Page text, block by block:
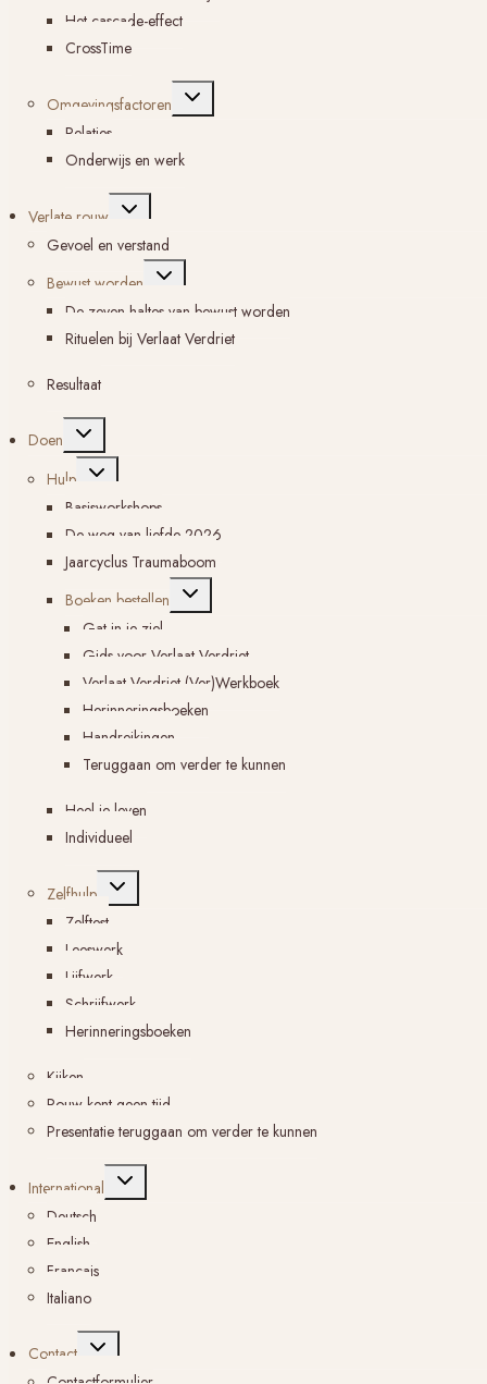
Het cascade-effect
CrossTime
Omgevingsfactoren
Toggle
Relaties
Onderwijs en werk
Verlate rouw
Toggle
submenu
Gevoel en verstand
Bewust worden
Toggle
submenu
De zeven haltes van bewust worden
Rituelen bij Verlaat Verdriet
Resultaat
Doen
Toggle
submenu
Hulp
Toggle
submenu
Basisworkshops
De weg van liefde 2026
Jaarcyclus Traumaboom
Boeken bestellen
Toggle
submenu
Gat in je ziel
Gids voor Verlaat Verdriet
Verlaat Verdriet (Ver)Werkboek
Herinneringsboeken
Handreikingen
Teruggaan om verder te kunnen
Heel je leven
Individueel
Zelfhulp
Toggle
Zelftest
Leeswerk
Lijfwerk
Schrijfwerk
Herinneringsboeken
Kijken
Rouw kent geen tijd
Presentatie teruggaan om verder te kunnen
International
Toggle
Deutsch
English
Français
Italiano
Contact
Toggle
submenu